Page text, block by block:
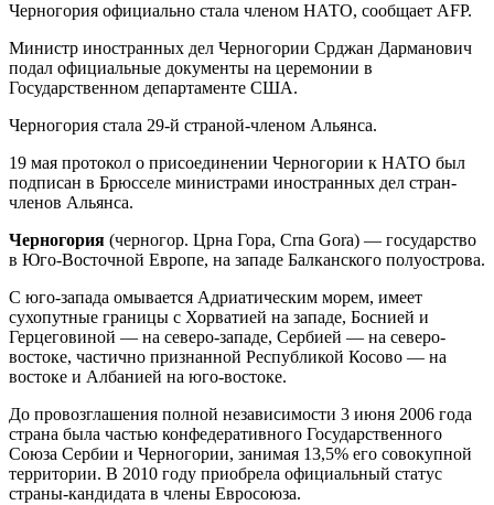
Черногория официально стала членом НАТО, сообщает AFP.
Министр иностранных дел Черногории Срджан Дарманович
подал официальные документы на церемонии в
Государственном департаменте США.
Черногория стала 29-й страной-членом Альянса.
19 мая протокол о присоединении Черногории к НАТО был
подписан в Брюсселе министрами иностранных дел стран-
членов Альянса.
Черногория (черногор. Црна Гора, Crna Gora) — государствo
в Юго-Восточной Европе, на западе Балканского полуострова.
С юго-запада омывается Адриатическим морем, имеет
сухопутные границы с Хорватией на западе, Боснией и
Герцеговиной — на северо-западе, Сербией — на северо-
востоке, частично признанной Республикой Косово — на
востоке и Албанией на юго-востоке.
До провозглашения полной независимости 3 июня 2006 года
страна была частью конфедеративного Государственного
Союза Сербии и Черногории, занимая 13,5% его совокупной
территории. В 2010 году приобрела официальный статус
страны-кандидата в члены Евросоюза.